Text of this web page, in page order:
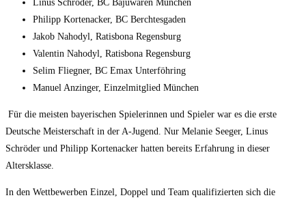
Linus Schröder, BC Bajuwaren München
Philipp Kortenacker, BC Berchtesgaden
Jakob Nahodyl, Ratisbona Regensburg
Valentin Nahodyl, Ratisbona Regensburg
Selim Fliegner, BC Emax Unterföhring
Manuel Anzinger, Einzelmitglied München
Für die meisten bayerischen Spielerinnen und Spieler war es die erste
Deutsche Meisterschaft in der A-Jugend. Nur Melanie Seeger, Linus
Schröder und Philipp Kortenacker hatten bereits Erfahrung in dieser
Altersklasse.
In den Wettbewerben Einzel, Doppel und Team qualifizierten sich die